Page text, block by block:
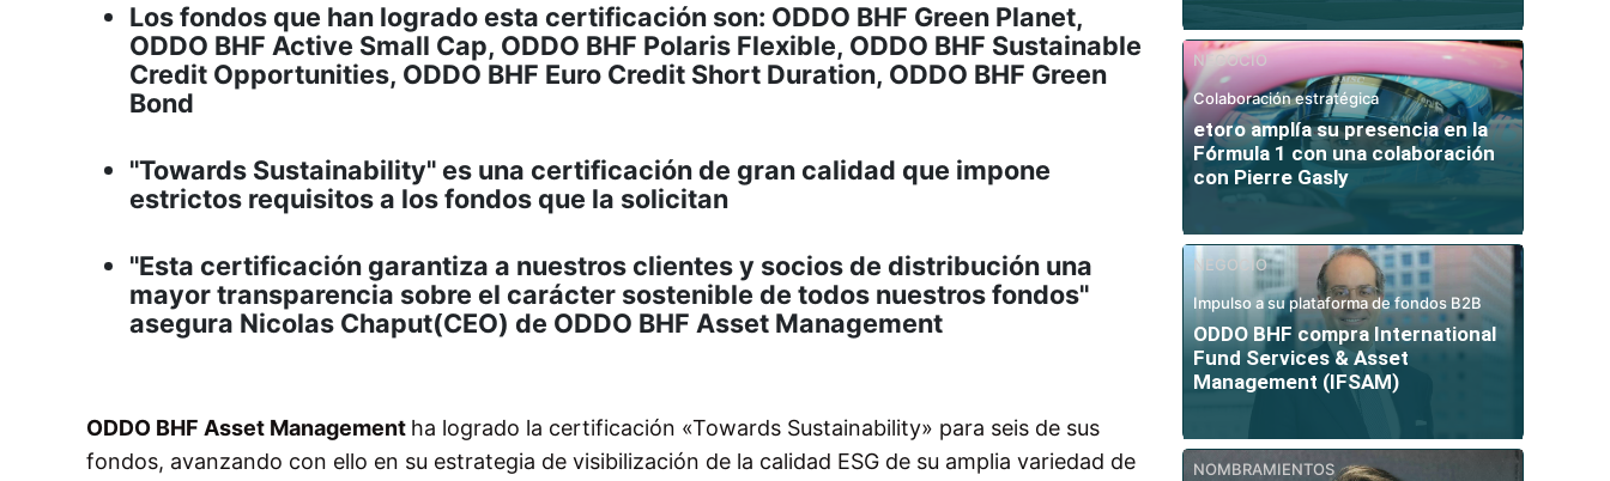
Los fondos que han logrado esta certificación son: ODDO BHF Green Planet,
ODDO BHF Active Small Cap, ODDO BHF Polaris Flexible, ODDO BHF Sustainable
Credit Opportunities, ODDO BHF Euro Credit Short Duration, ODDO BHF Green
Bond
"Towards Sustainability" es una certificación de gran calidad que impone
estrictos requisitos a los fondos que la solicitan
"Esta certificación garantiza a nuestros clientes y socios de distribución una
mayor transparencia sobre el carácter sostenible de todos nuestros fondos"
asegura Nicolas Chaput(CEO) de ODDO BHF Asset Management
ODDO BHF Asset Management ha logrado la certificación «Towards Sustainability» para seis de sus
fondos, avanzando con ello en su estrategia de visibilización de la calidad ESG de su amplia variedad de
NEGOCIO
Colaboración estratégica
etoro amplía su presencia en la
Fórmula 1 con una colaboración
con Pierre Gasly
NEGOCIO
Impulso a su plataforma de fondos B2B
ODDO BHF compra International
Fund Services & Asset
Management (IFSAM)
NOMBRAMIENTOS